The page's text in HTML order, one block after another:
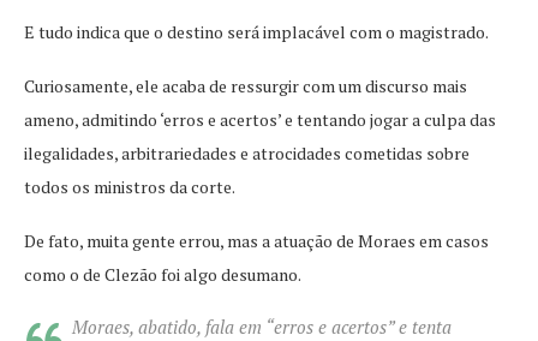
E tudo indica que o destino será implacável com o magistrado.
Curiosamente, ele acaba de ressurgir com um discurso mais
ameno, admitindo ‘erros e acertos’ e tentando jogar a culpa das
ilegalidades, arbitrariedades e atrocidades cometidas sobre
todos os ministros da corte.
De fato, muita gente errou, mas a atuação de Moraes em casos
como o de Clezão foi algo desumano.
Moraes, abatido, fala em “erros e acertos” e tenta